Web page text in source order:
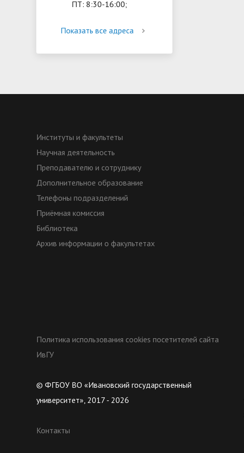
ПТ: 8:30-16:00;
Показать все адреса
Институты и факультеты
Научная деятельность
Преподавателю и сотруднику
Дополнительное образование
Телефоны подразделений
Приёмная комиссия
Библиотека
Архив информации о факультетах
Политика использования cookies посетителей сайта
ИвГУ
© ФГБОУ ВО «Ивановский государственный
университет», 2017 - 2026
Контакты